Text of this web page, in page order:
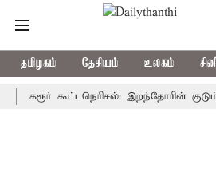
தமிழகம் தேசியம் உலகம்
கூட்டநெரிசல்: இறந்தோரின்